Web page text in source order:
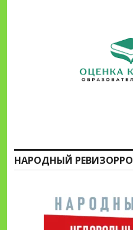
НАРОДНЫЙ РЕВИЗОРРО